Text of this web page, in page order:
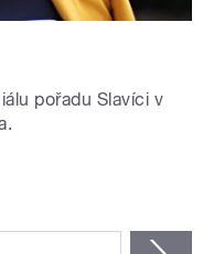
pořadu Slavíci v